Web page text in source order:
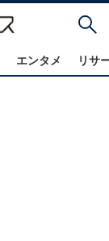
エンタメ リサ